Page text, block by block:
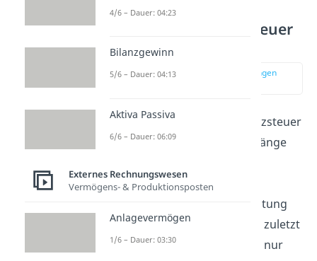
Vorsteuer und
Umsatzsteuer – Vorsteuer
Definition
zur Stelle im Video springen
Grundsätzlich gilt: Die Umsatzsteuer
wird auf wirtschaftliche Vorgänge
Leistungsstufen lauten:
Urerzeugung, Weiterverarbeitung
unter Einsatz von Kapital und zuletzt
noch Handel. Insgesamt wird nur
4/6 – Dauer: 04:23
Bilanzgewinn
5/6 – Dauer: 04:13
Aktiva Passiva
6/6 – Dauer: 06:09
Externes Rechnungswesen
Vermögens- & Produktionsposten
Anlagevermögen
1/6 – Dauer: 03:30